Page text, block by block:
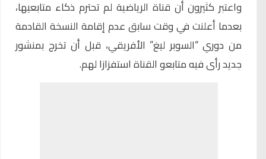
واعتبر كثيرون أن قناة الرياضية لم تحترم ذكاء متابعيها،
بعدما أعلنت في وقت سابق عدم إقامة النسخة القادمة
من دوري “السوبر ليغ” الأفريقي، قبل أن تخرج بمنشور
جديد رأى فيه متابعو القناة استفزازا لهم.